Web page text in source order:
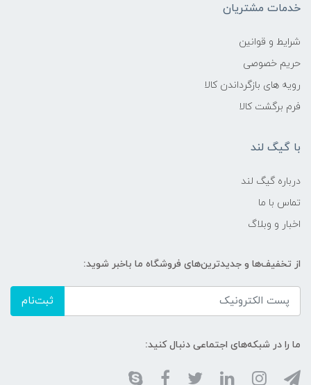
خدمات مشتریان
شرایط و قوانین
حریم خصوصی
رویه های بازگرداندن کالا
فرم برگشت کالا
با گیگ لند
درباره گیگ لند
تماس با ما
اخبار و وبلاگ
از تخفیف‌ها و جدیدترین‌های فروشگاه ما باخبر شوید:
ثبت‌نام
ما را در شبکه‌های اجتماعی دنبال کنید: